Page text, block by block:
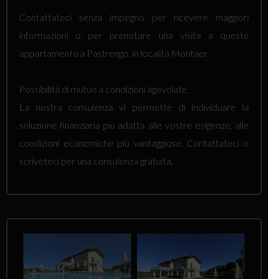
Contattateci senza impegno per ricevere maggiori
informazioni o per prenotare una visita a questo
appartamento a Pastrengo, in località Montaer.
Possibilità di mutuo a condizioni agevolate.
La nostra consulenza vi permette di individuare la
soluzione finanziaria più adatta alle vostre esigenze, alle
condizioni economiche più vantaggiose. Contattateci o
scriveteci per una consulenza gratuita.